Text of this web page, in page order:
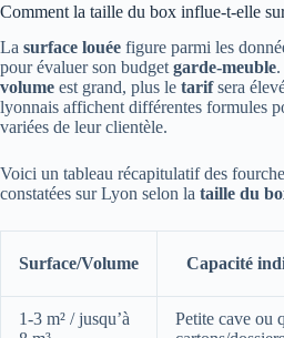
Comment la taille du box influe-t-elle
La surface louée figure parmi les
pour évaluer son budget garde-meuble
volume est grand, plus le tarifsera
lyonnais affichent différentes formules
variées de leur clientèle.
Voici un tableau récapitulatif des
constatées sur Lyon selon la taille du
Surface/Volume Capacité
1-3 m² / jusqu’à
Petite cave ou